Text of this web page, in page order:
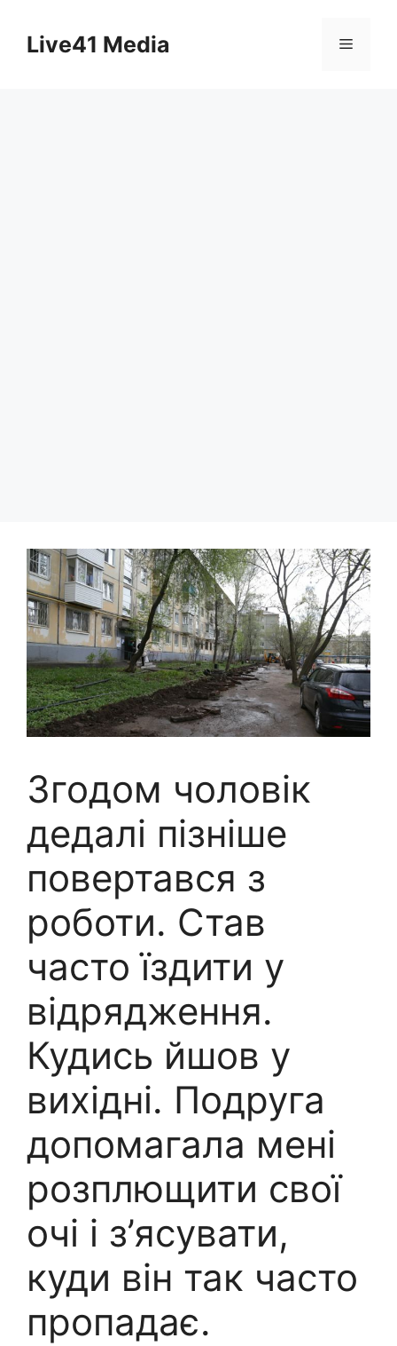
contentLive41 Media Menu
Згодом чоловік
дедалі пізніше
повертався з
роботи. Став
часто їздити у
відрядження.
Кудись йшов у
вихідні. Подруга
допомагала мені
розплющити свої
очі і з’ясувати,
куди він так часто
пропадає.